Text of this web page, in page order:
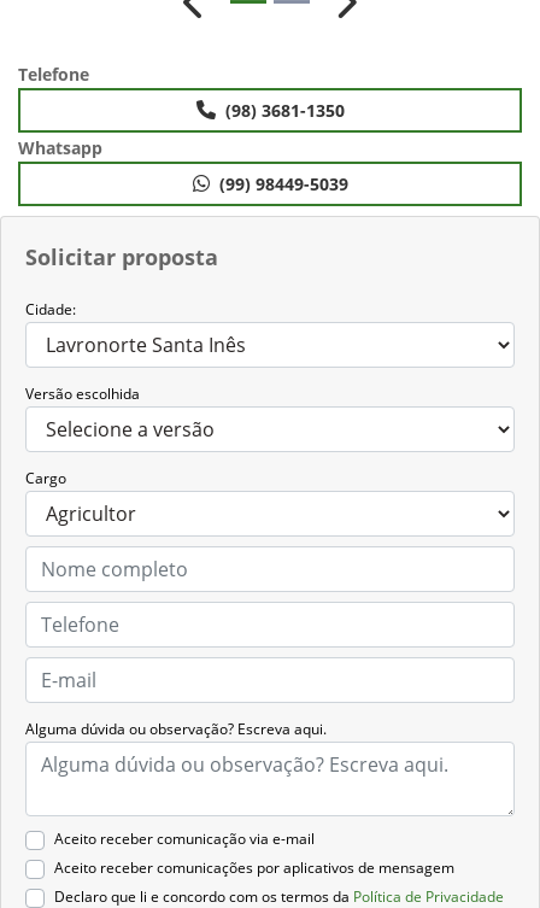
Solicitar proposta
Cidade:
Versão escolhida
Cargo
Alguma dúvida ou observação? Escreva aqui.
Aceito receber comunicação via e-mail
Aceito receber comunicações por aplicativos de mensagem
Declaro que li e concordo com os termos da Política de Privacidade
Anterior Próximo
Telefone
(98) 3681-1350
Whatsapp
(99) 98449-5039